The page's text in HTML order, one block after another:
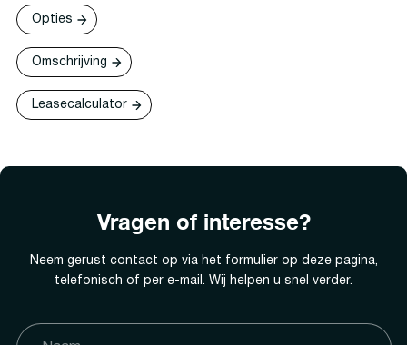
Opties
Omschrijving
Leasecalculator
Vragen of interesse?
Neem gerust contact op via het formulier op deze pagina,
telefonisch of per e-mail. Wij helpen u snel verder.